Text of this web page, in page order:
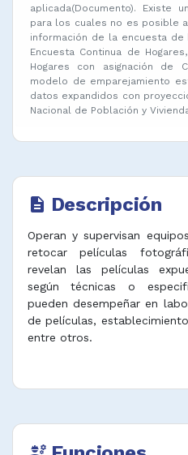
aplicada(Documento). Existe
para los cuales no es posible
información de la encuesta de
Encuesta Continua de
Hogares con asignación de
modelo de emparejamiento
datos expandidos con
Nacional de Población y Vivienda
description Descripción
Operan y supervisan
retocar películas
revelan las películas
según técnicas o
pueden desempeñar en
de películas,
entre otros.